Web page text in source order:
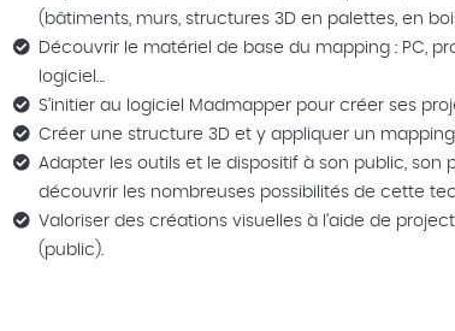
(bâtiments, murs, structures 3D en palettes, en
Découvrir le matériel de base du mapping : PC,
logiciel…
S’initier au logiciel Madmapper pour créer ses
Créer une structure 3D et y appliquer un
Adapter les outils et le dispositif à son public, son
découvrir les nombreuses possibilités de cette
Valoriser des créations visuelles à l’aide de
(public).